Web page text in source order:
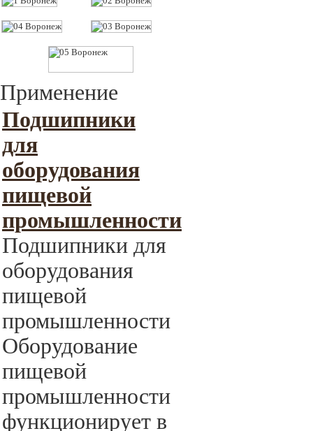
Применение
Подшипники
для
оборудования
пищевой
промышленности
Подшипники для
оборудования
пищевой
промышленности
Оборудование
пищевой
промышленности
функционирует в